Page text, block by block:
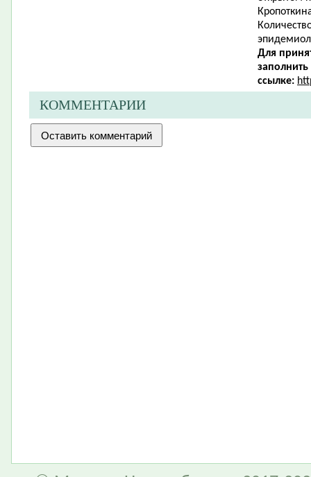
Для
ссылке:
КОММЕНТАРИИ